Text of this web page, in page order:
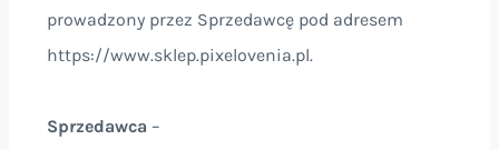
prowadzony przez Sprzedawcę pod adresem
https://www.sklep.pixelovenia.pl.
Sprzedawca –